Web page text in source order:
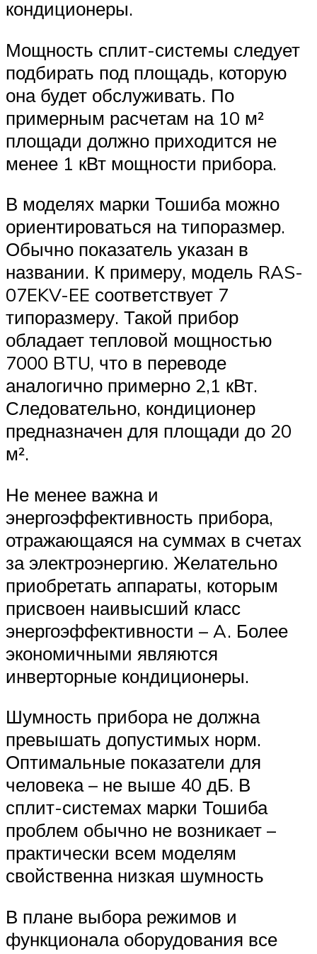
кондиционеры.
Мощность сплит-системы следует
подбирать под площадь, которую
она будет обслуживать. По
примерным расчетам на 10 м²
площади должно приходится не
менее 1 кВт мощности прибора.
В моделях марки Тошиба можно
ориентироваться на типоразмер.
Обычно показатель указан в
названии. К примеру, модель RAS-
07EKV-EE соответствует 7
типоразмеру. Такой прибор
обладает тепловой мощностью
7000 BTU, что в переводе
аналогично примерно 2,1 кВт.
Следовательно, кондиционер
предназначен для площади до 20
м².
Не менее важна и
энергоэффективность прибора,
отражающаяся на суммах в счетах
за электроэнергию. Желательно
приобретать аппараты, которым
присвоен наивысший класс
энергоэффективности – A. Более
экономичными являются
инверторные кондиционеры.
Шумность прибора не должна
превышать допустимых норм.
Оптимальные показатели для
человека – не выше 40 дБ. В
сплит-системах марки Тошиба
проблем обычно не возникает –
практически всем моделям
свойственна низкая шумность
В плане выбора режимов и
функционала оборудования все